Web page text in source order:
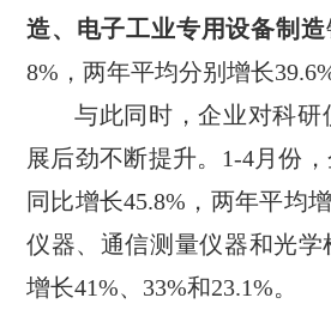
造、电子工业专用设备制造
8%，两年平均分别增长
与此同时，企业对科
展后劲不断提升。1-4月份
同比增长45.8%，两年平均
仪器、通信测量仪器和光
增长41%、33%和23.1%。